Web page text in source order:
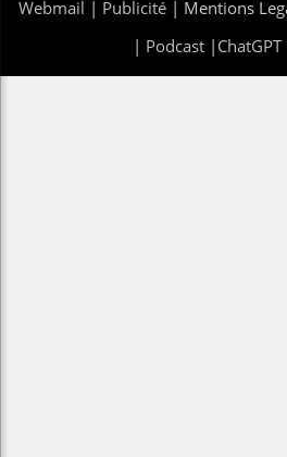
Webmail | Publicité | Mentions
| Podcast| ChatGPT